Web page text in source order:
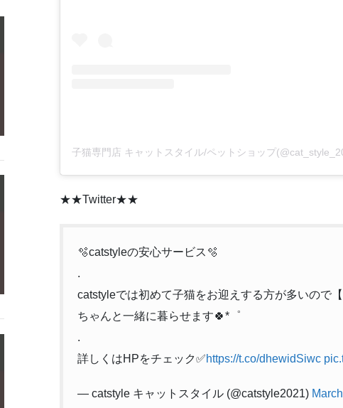
★★Twitter★★
🫧catstyleの安心サービス🫧
.
catstyleでは初めて子猫をお迎えする方が多いので
ちゃんと一緒に暮らせます🍀*゜
.
詳しくはHPをチェック✅https://t.co/dhewidSiwc
— catstyle キャットスタイル (@catstyle2021)